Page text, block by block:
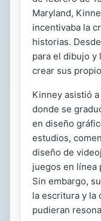
Maryland,
incentivaba la
historias.
para el dibujo y
crear sus
Kinney asistió
donde se
en diseño
estudios,
diseño de
juegos en línea
Sin embargo,
la escritura y la
pudieran